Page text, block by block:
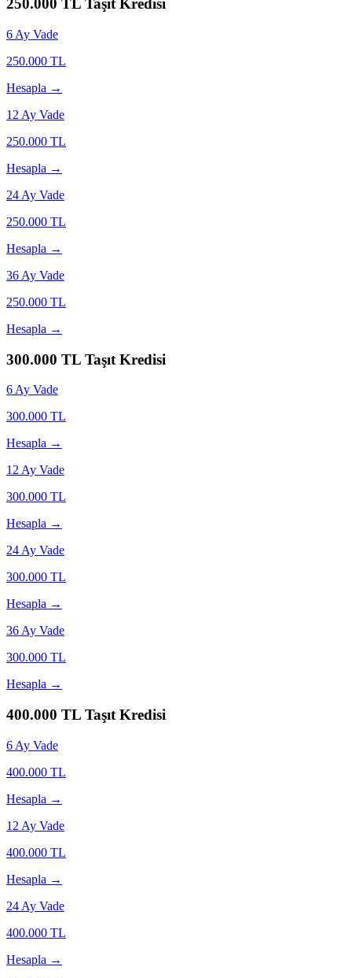
250.000 TL Taşıt Kredisi
6 Ay Vade
250.000 TL
Hesapla →
12 Ay Vade
250.000 TL
Hesapla →
24 Ay Vade
250.000 TL
Hesapla →
36 Ay Vade
250.000 TL
Hesapla →
300.000 TL Taşıt Kredisi
6Ay Vade
300.000 TL
Hesapla →
12Ay Vade
300.000 TL
Hesapla →
24Ay Vade
300.000 TL
Hesapla →
36Ay Vade
300.000 TL
Hesapla →
400.000 TL Taşıt Kredisi
6 Ay Vade
400.000 TL
Hesapla →
12 Ay Vade
400.000 TL
Hesapla →
24 Ay Vade
400.000 TL
Hesapla →